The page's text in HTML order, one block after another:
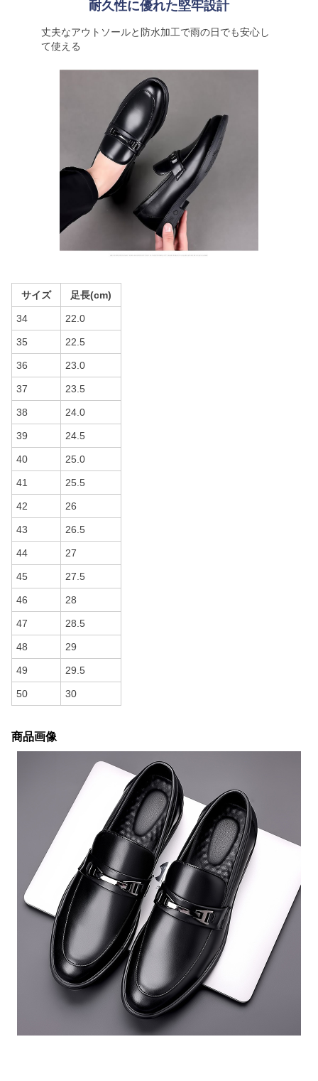
耐久性に優れた堅牢設計
丈夫なアウトソールと防水加工で雨の日でも安心し
て使える
サイズ 足長(cm)
34 22.0
35 22.5
36 23.0
37 23.5
38 24.0
39 24.5
40 25.0
41 25.5
42 26
43 26.5
44 27
45 27.5
46 28
47 28.5
48 29
49 29.5
50 30
商品画像